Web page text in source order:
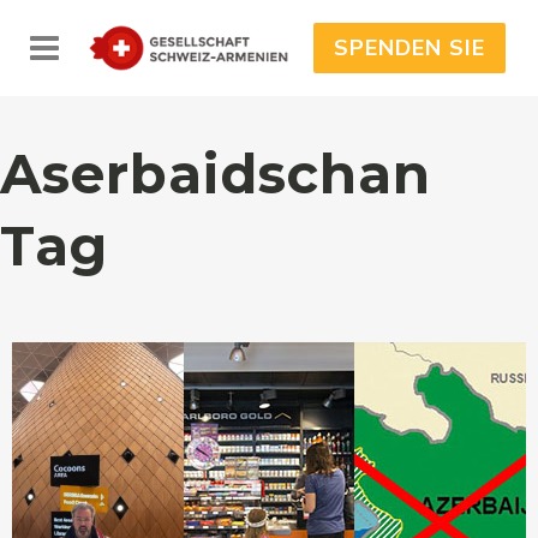
SPENDEN SIE
Aserbaidschan
Tag